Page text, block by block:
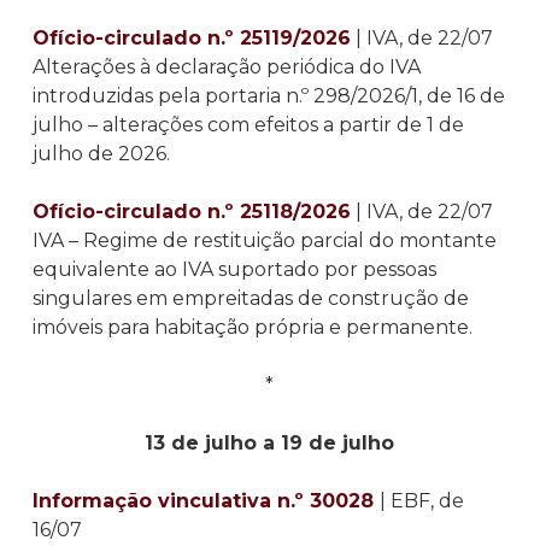
Ofício-circulado n.º 25119/2026 | IVA, de 22/07
Alterações à declaração periódica do IVA
introduzidas pela portaria n.º 298/2026/1, de 16 de
julho – alterações com efeitos a partir de 1 de
julho de 2026.
Ofício-circulado n.º 25118/2026 | IVA, de 22/07
IVA – Regime de restituição parcial do montante
equivalente ao IVA suportado por pessoas
singulares em empreitadas de construção de
imóveis para habitação própria e permanente.
*
13 de julho a 19 de julho
Informação vinculativa n.º 30028
| EBF, de
16/07